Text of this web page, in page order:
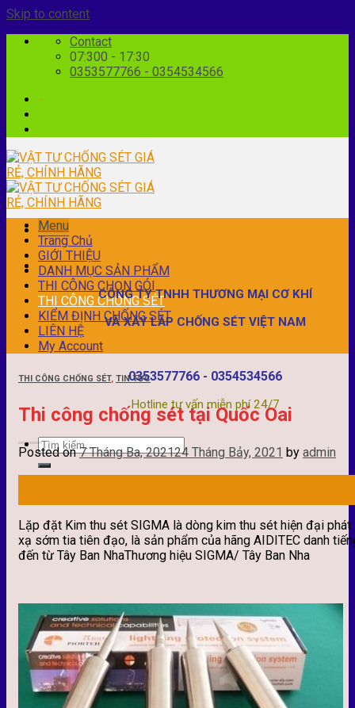
Skip to content
Contact
07:300 - 17:30
0353577766 - 0354534566
-
Menu
CÔNG TY TNHH THƯƠNG MẠI CƠ KHÍ
VÀ XÂY LẮP CHỐNG SÉT VIỆT NAM
0353577766 - 0354534566
Hotline tư vấn miễn phí 24/7
Menu
Trang Chủ
GIỚI THIỆU
DANH MỤC SẢN PHẨM
THI CÔNG CHỌN GÓI
THI CÔNG CHỐNG SÉT
KIỂM ĐỊNH CHỐNG SÉT
LIÊN HỆ
My Account
THI CÔNG CHỐNG SÉT, TIN TỨC
Thi công chống sét tại Quốc Oai
Posted on7 Tháng Ba, 202124 Tháng Bảy, 2021 by admin
Lặp đặt Kim thu sét SIGMA là dòng kim thu sét hiện đại phát
xạ sớm tia tiên đạo, là sản phẩm của hãng AIDITEC danh
đến từ Tây Ban NhaThương hiệu SIGMA/ Tây Ban Nha